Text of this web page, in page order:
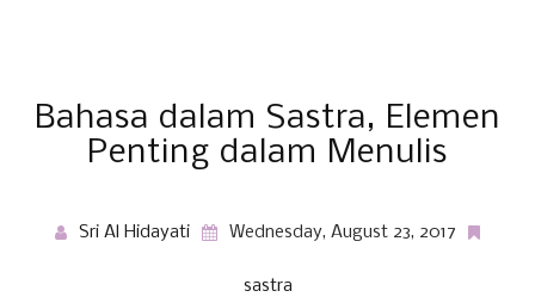
Bahasa dalam Sastra, Elemen
Penting dalam Menulis
Sri Al Hidayati Wednesday, August 23, 2017
sastra